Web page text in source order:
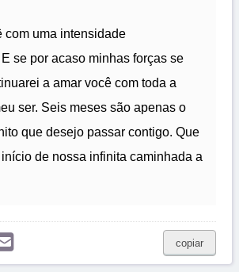
com uma intensidade
se por acaso minhas forças se
a amar você com toda a
ser. Seis meses são apenas o
que desejo passar contigo. Que
de nossa infinita caminhada a
copiar